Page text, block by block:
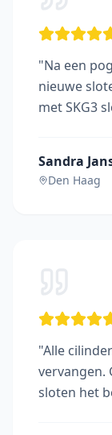
"Na een
nieuwe
met SKG3
Sandra
Den Haag
"Alle
vervangen.
sloten het